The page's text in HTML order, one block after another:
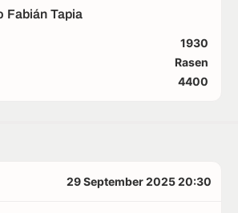
Fabián Tapia
1930
Rasen
4400
29 September 2025 20:30